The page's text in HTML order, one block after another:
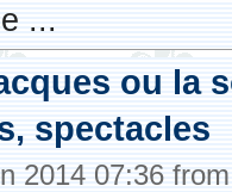
...
ou la
spectacles
2014 07:36